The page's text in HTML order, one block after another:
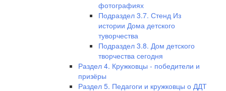
фотографиях
Подраздел 3.7. Стенд Из
истории Дома детского
туворчества
Подраздел 3.8. Дом детского
творчества сегодня
Раздел 4. Кружковцы - победители и
призёры
Раздел 5. Педагоги и кружковцы о ДДТ